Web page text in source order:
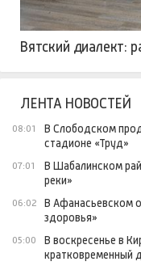
Вятский диалект:
ЛЕНТА НОВОСТЕЙ
08:01
В Слободском
стадионе «Труд»
07:01
В Шабалинском
реки»
06:02
В Афанасьевском
здоровья»
05:00
В воскресенье в
кратковременный